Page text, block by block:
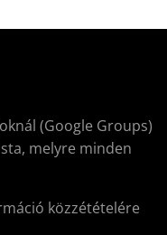
(Google Groups)
melyre minden
közzétételére